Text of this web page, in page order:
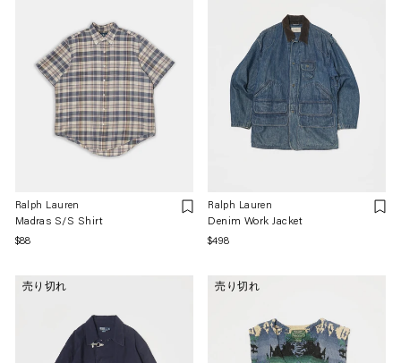
Ralph Lauren
Madras S/S Shirt
通
価
格
$88
Ralph Lauren
Denim Work Jacket
通
格
$498
売り切れ 売り切れ